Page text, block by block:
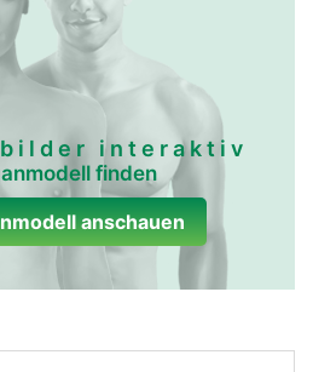
interaktiv
finden
anschauen